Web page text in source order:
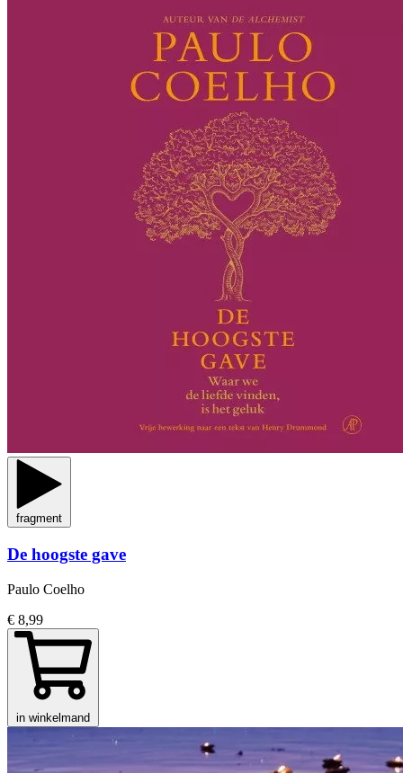
fragment
De hoogste gave
Paulo Coelho
€ 8,99
in winkelmand